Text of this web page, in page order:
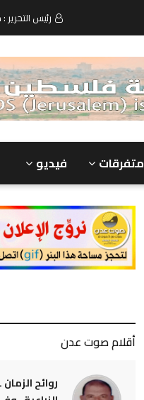
رئيس
متفرقات فيديو
أقلام صوت عدن